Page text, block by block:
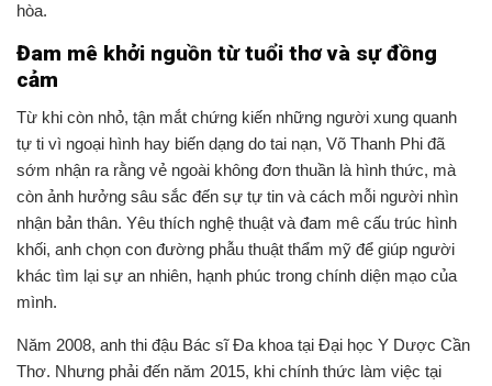
hòa.
Đam mê khởi nguồn từ tuổi thơ và sự đồng
cảm
Từ khi còn nhỏ, tận mắt chứng kiến những người xung quanh
tự ti vì ngoại hình hay biến dạng do tai nạn, Võ Thanh Phi đã
sớm nhận ra rằng vẻ ngoài không đơn thuần là hình thức, mà
còn ảnh hưởng sâu sắc đến sự tự tin và cách mỗi người nhìn
nhận bản thân. Yêu thích nghệ thuật và đam mê cấu trúc hình
khối, anh chọn con đường phẫu thuật thẩm mỹ để giúp người
khác tìm lại sự an nhiên, hạnh phúc trong chính diện mạo của
mình.
Năm 2008, anh thi đậu Bác sĩ Đa khoa tại Đại học Y Dược Cần
Thơ. Nhưng phải đến năm 2015, khi chính thức làm việc tại